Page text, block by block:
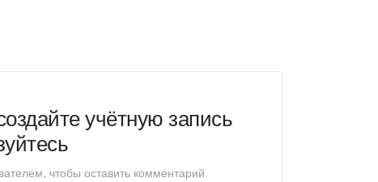
учётную запись
чтобы оставить комментарий